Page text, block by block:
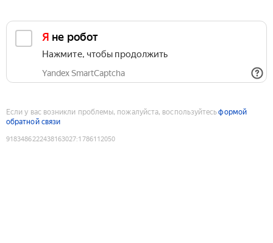
Я не робот
Нажмите, чтобы продолжить
Yandex SmartCaptcha
Если у вас возникли проблемы, пожалуйста, воспользуйтесьформой
обратной связи
9183486222438163027:1786112050